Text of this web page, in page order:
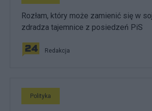
Rozłam, który może zamienić się w
zdradza tajemnice z posiedzeń PiS
Redakcja
Polityka